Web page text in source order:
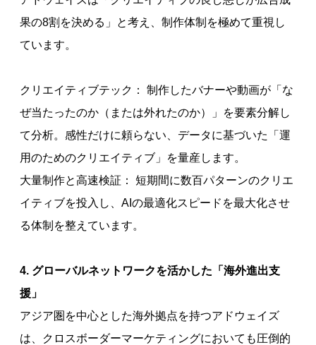
果の8割を決める」と考え、制作体制を極めて重視し
ています。
クリエイティブテック： 制作したバナーや動画が「な
ぜ当たったのか（または外れたのか）」を要素分解し
て分析。感性だけに頼らない、データに基づいた「運
用のためのクリエイティブ」を量産します。
大量制作と高速検証： 短期間に数百パターンのクリエ
イティブを投入し、AIの最適化スピードを最大化させ
る体制を整えています。
4. グローバルネットワークを活かした「海外進出支
援」
アジア圏を中心とした海外拠点を持つアドウェイズ
は、クロスボーダーマーケティングにおいても圧倒的